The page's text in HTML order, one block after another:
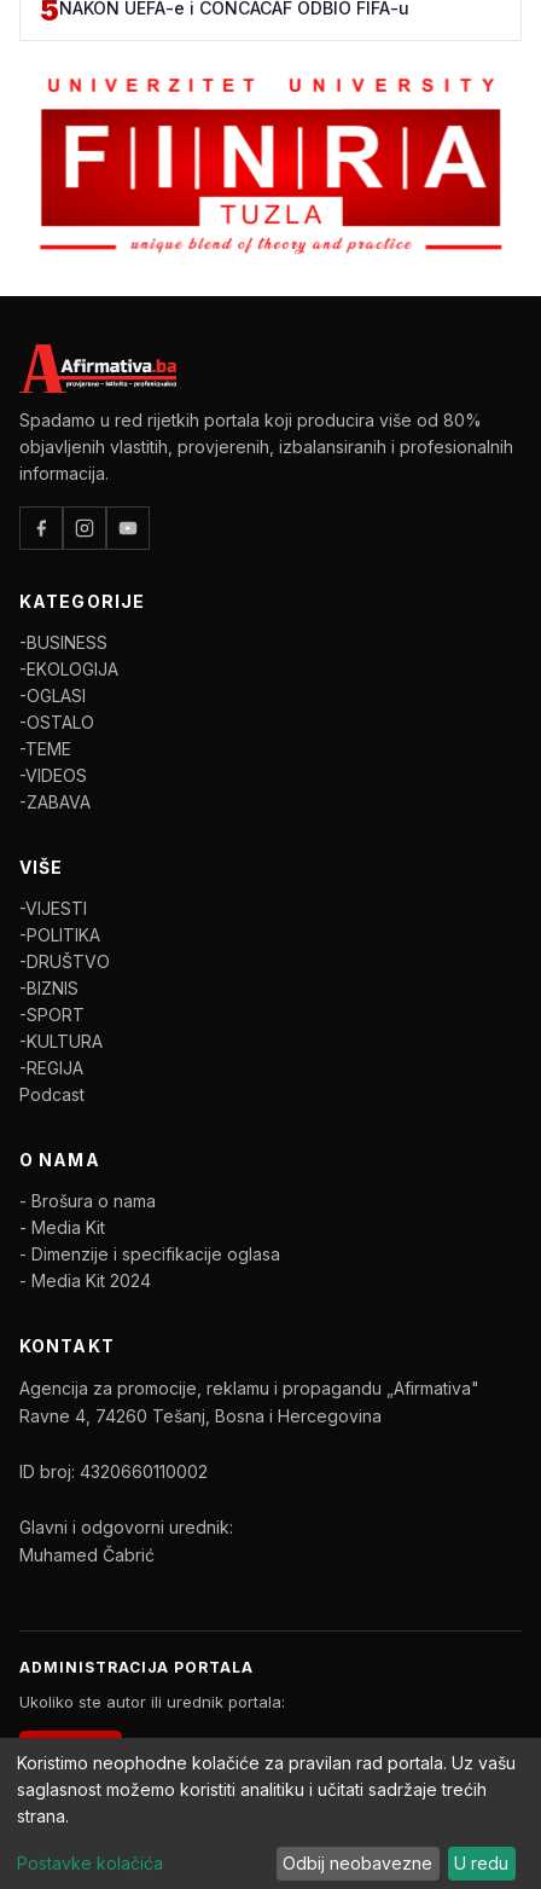
5NAKON UEFA-e i CONCACAF ODBIO FIFA-u
Spadamo u red rijetkih portala koji producira više od 80%
objavljenih vlastitih, provjerenih, izbalansiranih i profesionalnih
informacija.
KATEGORIJE
-BUSINESS
-EKOLOGIJA
-OGLASI
-OSTALO
-TEME
-VIDEOS
-ZABAVA
VIŠE
-VIJESTI
-POLITIKA
-DRUŠTVO
-BIZNIS
-SPORT
-KULTURA
-REGIJA
Podcast
O NAMA
- Brošura o nama
- Media Kit
- Dimenzije i specifikacije oglasa
- Media Kit 2024
KONTAKT
Agencija za promocije, reklamu i propagandu „Afirmativa"
Ravne 4, 74260 Tešanj, Bosna i Hercegovina
ID broj: 4320660110002
Glavni i odgovorni urednik:
Muhamed Čabrić
ADMINISTRACIJA PORTALA
Ukoliko ste autor ili urednik portala:
Copyright © 2026 Afirmativa Portal. Sva prava zadržana.
ImpressumUslovi korištenja Politika privatnostiPostavke kolačića
Koristimo neophodne kolačiće za pravilan rad portala. Uz vašu
saglasnost možemo koristiti analitiku i učitati sadržaje trećih
strana.
Postavke kolačića Odbij neobavezne U redu